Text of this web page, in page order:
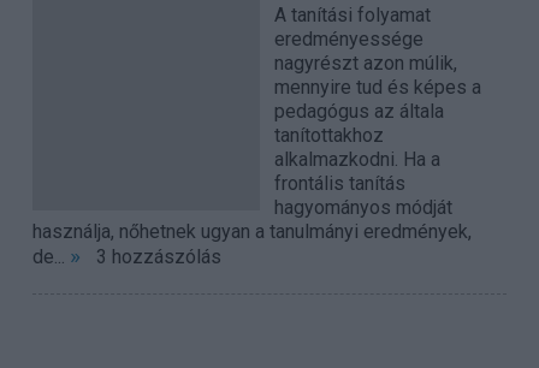
A tanítási folyamat
eredményessége
nagyrészt azon múlik,
mennyire tud és képes a
pedagógus az általa
tanítottakhoz
alkalmazkodni. Ha a
frontális tanítás
hagyományos módját
használja, nőhetnek ugyan a tanulmányi eredmények,
de... » 3 hozzászólás